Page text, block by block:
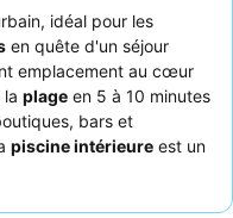
idéal pour les
en quête d'un séjour
emplacement au cœur
plage en 5 à 10 minutes
bars et
piscine intérieure est un
pas d'éloges sur le